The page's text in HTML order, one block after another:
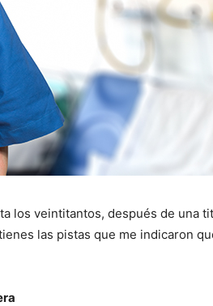
I WANT IN
the Privacy Policy
los veintitantos, después de una
las pistas que me indicaron